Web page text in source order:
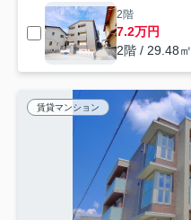
2階
7.2万円
2階 / 29.48
賃貸マンション